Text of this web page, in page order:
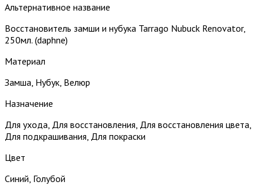
Альтернативное название
Восстановитель замши и нубука Tarrago Nubuck Renovator,
250мл. (daphne)
Материал
Замша, Нубук, Велюр
Назначение
Для ухода, Для восстановления, Для восстановления цвета,
Для подкрашивания, Для покраски
Цвет
Синий, Голубой